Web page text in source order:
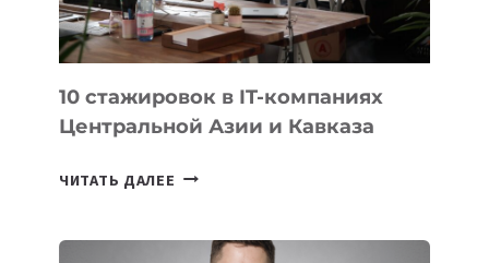
ОЛИМПИАДЕ
ПО
ИИ
10 стажировок в IT-компаниях
Центральной Азии и Кавказа
ЧИТАТЬ ДАЛЕЕ 10